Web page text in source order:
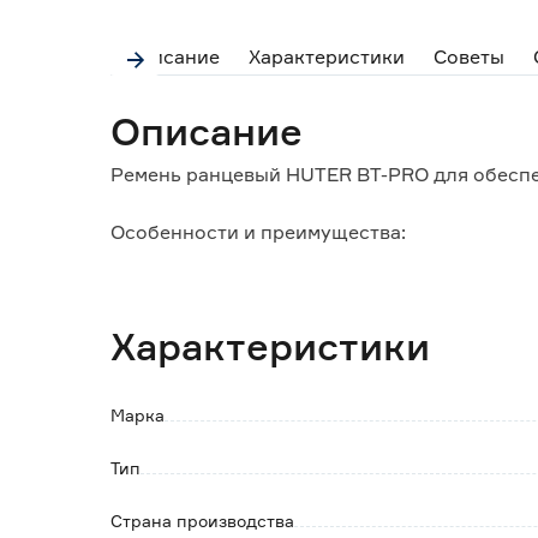
Описание Характеристики Советы
Описание
Ремень ранцевый HUTER BT-PRO для
Особенности и преимущества:
износу;
использовать;
HUTER GET-LS45, GET-1000S, GET-1200SL,
Характеристики
Марка
Тип
Страна производства